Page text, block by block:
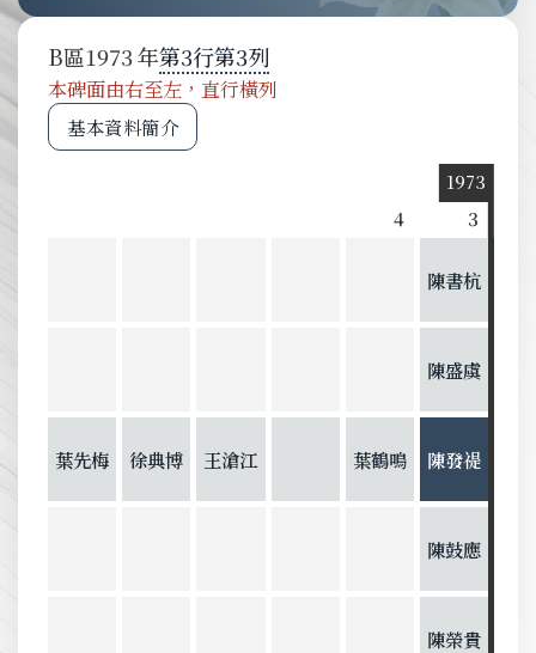
B區1973 第3行第3列
本碑面由右至左，直行橫列
基本資料簡介
1973
3
4
陳書杭
陳盛虞
陳發禔
陳鼓應
陳榮貴
葉鶴鳴
王滄江
徐典博
葉先梅